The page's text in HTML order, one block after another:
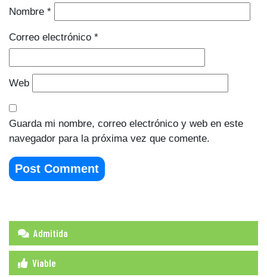
Nombre *
Correo electrónico *
Web
Guarda mi nombre, correo electrónico y web en este
navegador para la próxima vez que comente.
Admitida
Viable